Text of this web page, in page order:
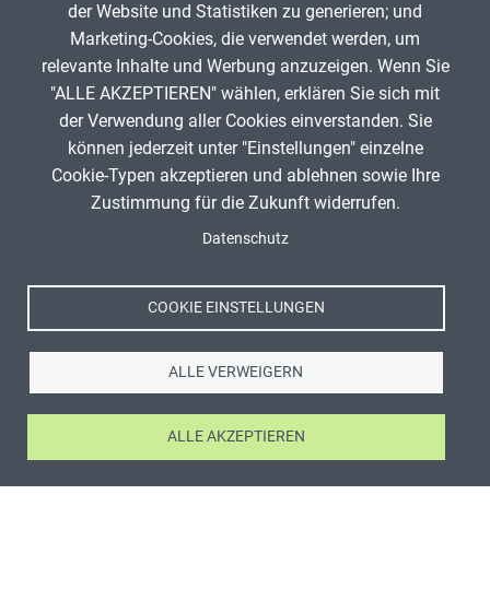
der Website und Statistiken zu generieren; und
Marketing-Cookies, die verwendet werden, um
relevante Inhalte und Werbung anzuzeigen. Wenn Sie
"ALLE AKZEPTIEREN" wählen, erklären Sie sich mit
der Verwendung aller Cookies einverstanden. Sie
können jederzeit unter "Einstellungen" einzelne
Cookie-Typen akzeptieren und ablehnen sowie Ihre
Zustimmung für die Zukunft widerrufen.
Datenschutz
COOKIE EINSTELLUNGEN
ALLE VERWEIGERN
ALLE AKZEPTIEREN